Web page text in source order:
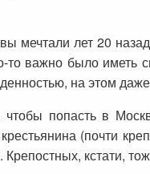
мечтали лет 20
то важно было иметь
на этом
чтобы попасть в
крестьянина (почти
Крепостных, кстати,